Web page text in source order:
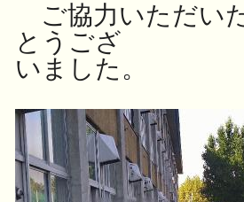
ご協力いただい
とうござ
いました。